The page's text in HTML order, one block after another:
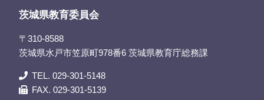
茨城県教育委員会
〒310-8588
茨城県水戸市笠原町978番6 茨城県教育庁総務課
TEL. 029-301-5148
FAX. 029-301-5139